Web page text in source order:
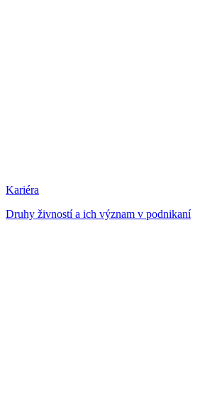
Kariéra
Druhy živností a ich význam v podnikaní